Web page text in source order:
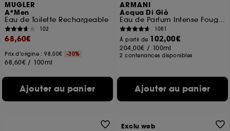
MUGLER
A*Men
Eau de Toilette Rechargeable
102
68,60€
Prix d'origine : 98,00€ -30%
68,60€ / 100ml
Ajouter au panier
ARMANI
Acqua Di Giò
Eau de Parfum Intense Fougère Aquatique Fruitée
1081
À partir de 102,00€
204,00€ / 100ml
2 contenances disponibles
Ajouter au panier
Exclu web